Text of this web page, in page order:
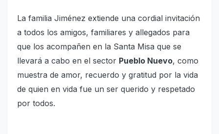
La familia Jiménez extiende una cordial invitación
a todos los amigos, familiares y allegados para
que los acompañen en la Santa Misa que se
llevará a cabo en el sector Pueblo Nuevo, como
muestra de amor, recuerdo y gratitud por la vida
de quien en vida fue un ser querido y respetado
por todos.